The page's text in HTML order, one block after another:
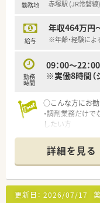
勤務地 赤塚駅 (JR常磐線)
給与
年収464万円
※年齢・経験によ
勤務
時間
09：00～22：00
※実働8時間（
○こんな方にお
・調剤業務だけ
したい方
・地域密着型の
詳細を見る
更新日： 2026/07/17